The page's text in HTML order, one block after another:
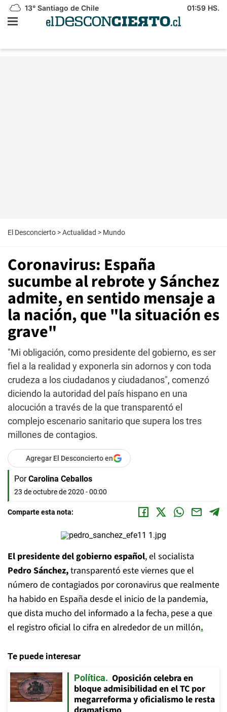
13° Santiago de Chile 01:59 HS.
El Desconcierto >Actualidad > Mundo
Coronavirus: España
sucumbe al rebrote y Sánchez
admite, en sentido mensaje a
la nación, que "la situación es
grave"
"Mi obligación, como presidente del gobierno, es ser
fiel a la realidad y exponerla sin adornos y con toda
crudeza a los ciudadanos y ciudadanos", comenzó
diciendo la autoridad del país hispano en una
alocución a través de la que transparentó el
complejo escenario sanitario que supera los tres
millones de contagios.
Agregar El Desconcierto en
Por Carolina Ceballos
23 de octubre de 2020 - 00:00
Comparte esta nota:
El presidente del gobierno español, el socialista
Pedro Sánchez,transparentó este viernes que el
número de contagiados por coronavirus que realmente
ha habido en España desde el inicio de la pandemia,
que dista mucho del informado a la fecha, pese a que
el registro oficial lo cifra en alrededor de un millón.
Te puede interesar
Política
Oposición celebra en
bloque admisibilidad en el TC por
megarreforma y oficialismo le resta